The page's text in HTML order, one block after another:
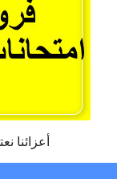
أعزائنا